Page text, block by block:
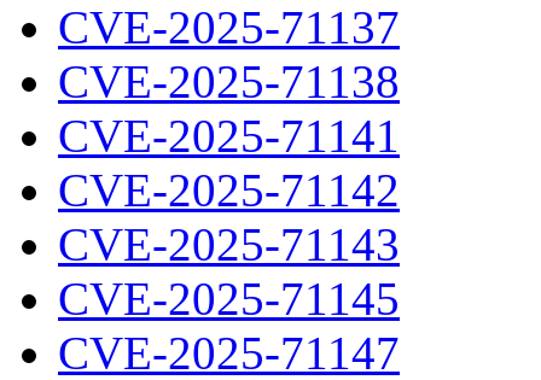
CVE-2025-71137
CVE-2025-71138
CVE-2025-71141
CVE-2025-71142
CVE-2025-71143
CVE-2025-71145
CVE-2025-71147